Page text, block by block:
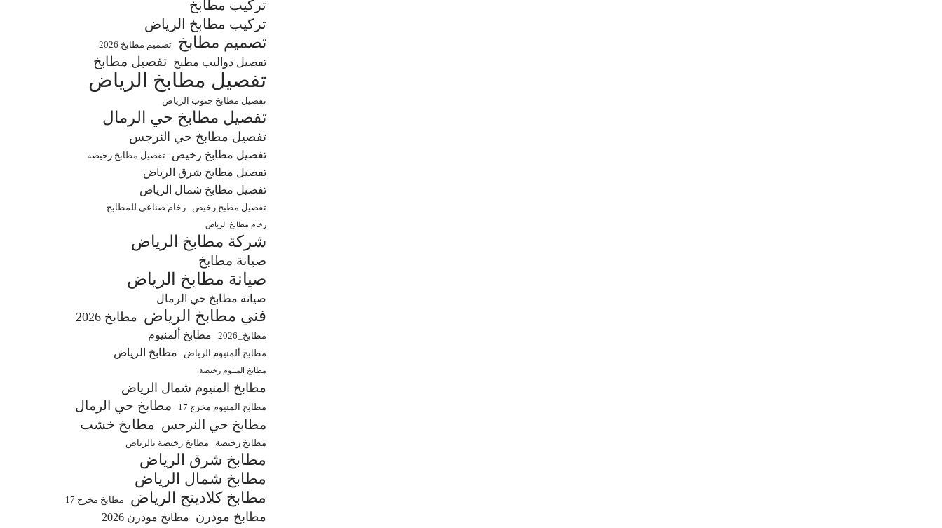
تركيب مطابخ
تركيب مطابخ الرياض
تصميم مطابخ تصميم مطابخ 2026
تفصيل دواليب مطبخ تفصيل مطابخ
تفصيل مطابخ الرياض
تفصيل مطابخ جنوب الرياض
تفصيل مطابخ حي الرمال
تفصيل مطابخ حي النرجس
تفصيل مطابخ رخيص تفصيل مطابخ رخيصة
تفصيل مطابخ شرق الرياض
تفصيل مطابخ شمال الرياض
تفصيل مطبخ رخيص رخام صناعي للمطابخ
رخام مطابخ الرياض
شركة مطابخ الرياض
صيانة مطابخ
صيانة مطابخ الرياض
صيانة مطابخ حي الرمال
فني مطابخ الرياض مطابخ 2026
مطابخ_2026 مطابخ ألمنيوم
مطابخ ألمنيوم الرياض مطابخ الرياض
مطابخ المنيوم رخيصة
مطابخ المنيوم شمال الرياض
مطابخ المنيوم مخرج 17
مطابخ حي الرمال
مطابخ حي النرجس مطابخ خشب
مطابخ رخيصة مطابخ رخيصة بالرياض
مطابخ شرق الرياض
مطابخ شمال الرياض
مطابخ كلادينج الرياض
مطابخ مخرج 17
مطابخ مودرن مطابخ مودرن 2026